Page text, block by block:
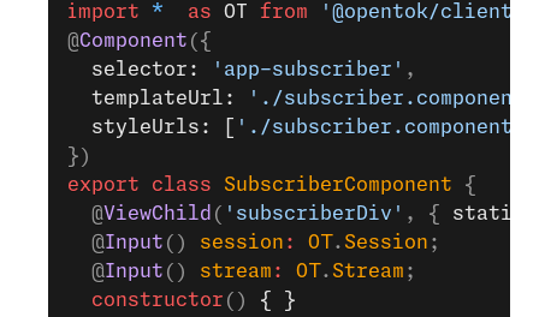
import *
  as
OT from '@opentok/client'
@Component ({
  selector:
'app-subscriber' ,
  templateUrl:
'./
  styleUrls: [
'./
})
export class SubscriberComponent {
  @
ViewChild ( 'subscriberDiv' , {
  @
Input () session : OT. Session ;
  @
Input () stream : OT. Stream ;
  constructor
() { }